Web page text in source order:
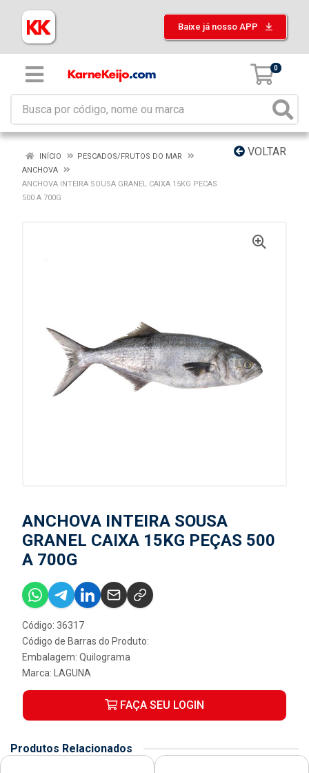
Baixe já nosso APP
0
VOLTAR
INÍCIO
PESCADOS/FRUTOS DO MAR
ANCHOVA
ANCHOVA INTEIRA SOUSA GRANEL CAIXA 15KG PECAS
500 A 700G
ANCHOVA INTEIRA SOUSA
GRANEL CAIXA 15KG PEÇAS 500
A 700G
Código: 36317
Código de Barras do Produto:
Embalagem: Quilograma
Marca:
LAGUNA
FAÇA SEU LOGIN
Produtos Relacionados